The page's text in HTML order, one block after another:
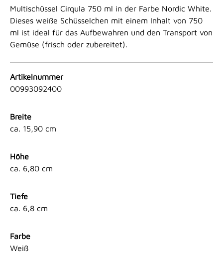
Multischüssel Cirqula 750 ml in der Farbe Nordic White.
Dieses weiße Schüsselchen mit einem Inhalt von 750
ml ist ideal für das Aufbewahren und den Transport von
Gemüse (frisch oder zubereitet).
Artikelnummer
00993092400
Breite
ca. 15,90 cm
Höhe
ca. 6,80 cm
Tiefe
ca. 6,8 cm
Farbe
Weiß